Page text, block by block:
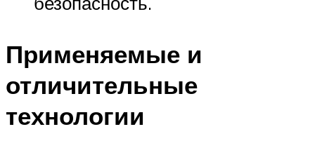
Применяемые и
отличительные
технологии